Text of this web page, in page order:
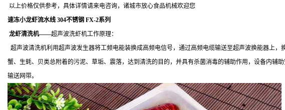
以上价格仅供参考，具体详情请来电咨询，诸城市放心食品机械欢迎您
速冻小龙虾流水线 304不锈钢 FX-2系列
龙虾清洗机——超声波洗虾机工作原理：
超声波清洗机利用超声波发生器将工频电能装换成高频电信号，通过高频电缆输送至超声波换能器上
蟹、生蚝、贝类总附着的污泥、草垢、震落，达到清洗的目的，并具有杀菌消毒的辅助作用，设备内
输送网带。